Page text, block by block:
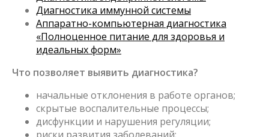
Диагностика иммунной системы
Аппаратно-компьютерная диагностика
«Полноценное питание для здоровья и
идеальных форм»
Что позволяет выявить диагностика?
начальные отклонения в работе органов;
скрытые воспалительные процессы;
дисфункции и нарушения регуляции;